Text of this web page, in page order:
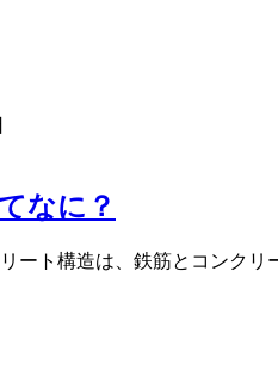
なに？
ート構造は、鉄筋とコンク